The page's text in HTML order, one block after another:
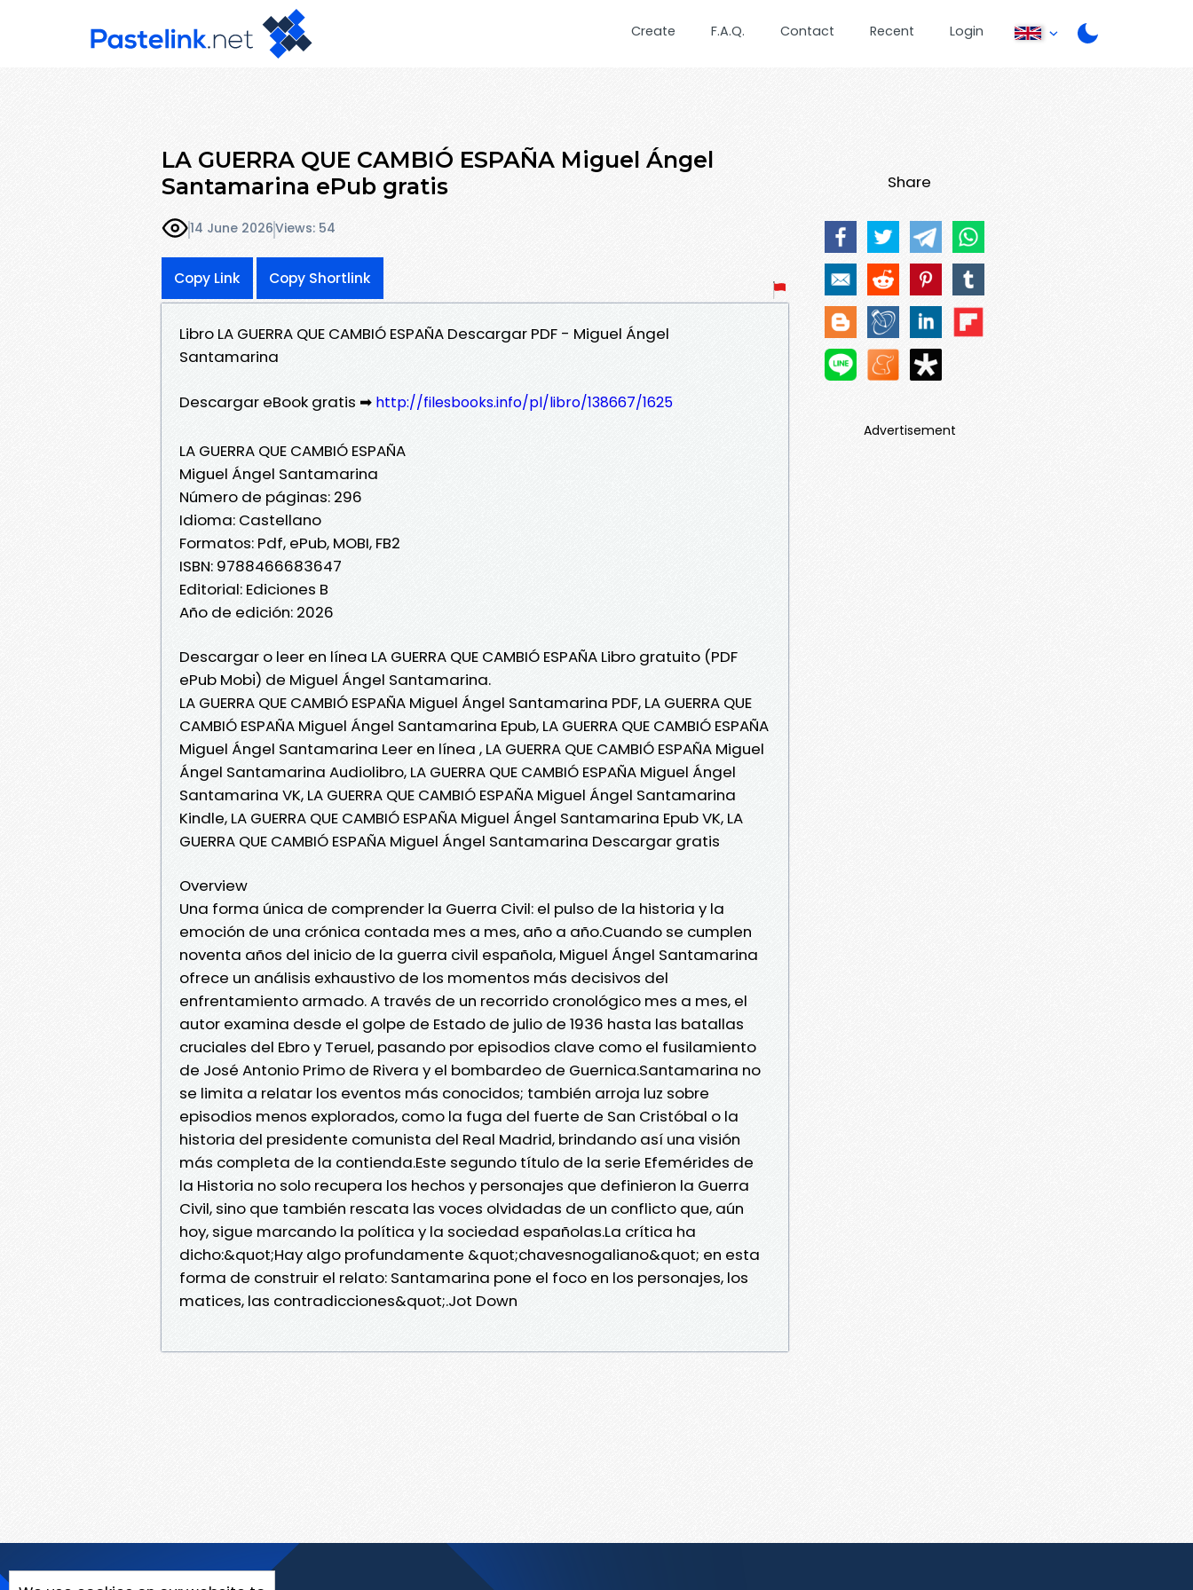
Create F.A.Q. Contact Recent Login
LA GUERRA QUE CAMBIÓ ESPAÑA Miguel Ángel
Santamarina ePub gratis
14 June 2026Views: 54
Copy Link Copy Shortlink
Libro LA GUERRA QUE CAMBIÓ ESPAÑA Descargar PDF - Miguel Ángel
Santamarina
Descargar eBook gratis ➡ http://filesbooks.info/pl/libro/138667/1625
LA GUERRA QUE CAMBIÓ ESPAÑA
Miguel Ángel Santamarina
Número de páginas: 296
Idioma: Castellano
Formatos: Pdf, ePub, MOBI, FB2
ISBN: 9788466683647
Editorial: Ediciones B
Año de edición: 2026
Descargar o leer en línea LA GUERRA QUE CAMBIÓ ESPAÑA Libro gratuito (PDF
ePub Mobi) de Miguel Ángel Santamarina.
LA GUERRA QUE CAMBIÓ ESPAÑA Miguel Ángel Santamarina PDF, LA GUERRA QUE
CAMBIÓ ESPAÑA Miguel Ángel Santamarina Epub, LA GUERRA QUE CAMBIÓ ESPAÑA
Miguel Ángel Santamarina Leer en línea , LA GUERRA QUE CAMBIÓ ESPAÑA Miguel
Ángel Santamarina Audiolibro, LA GUERRA QUE CAMBIÓ ESPAÑA Miguel Ángel
Santamarina VK, LA GUERRA QUE CAMBIÓ ESPAÑA Miguel Ángel Santamarina
Kindle, LA GUERRA QUE CAMBIÓ ESPAÑA Miguel Ángel Santamarina Epub VK, LA
GUERRA QUE CAMBIÓ ESPAÑA Miguel Ángel Santamarina Descargar gratis
Overview
Una forma única de comprender la Guerra Civil: el pulso de la historia y la
emoción de una crónica contada mes a mes, año a año.Cuando se cumplen
noventa años del inicio de la guerra civil española, Miguel Ángel Santamarina
ofrece un análisis exhaustivo de los momentos más decisivos del
enfrentamiento armado. A través de un recorrido cronológico mes a mes, el
autor examina desde el golpe de Estado de julio de 1936 hasta las batallas
cruciales del Ebro y Teruel, pasando por episodios clave como el fusilamiento
de José Antonio Primo de Rivera y el bombardeo de Guernica.Santamarina no
se limita a relatar los eventos más conocidos; también arroja luz sobre
episodios menos explorados, como la fuga del fuerte de San Cristóbal o la
historia del presidente comunista del Real Madrid, brindando así una visión
más completa de la contienda.Este segundo título de la serie Efemérides de
la Historia no solo recupera los hechos y personajes que definieron la Guerra
Civil, sino que también rescata las voces olvidadas de un conflicto que, aún
hoy, sigue marcando la política y la sociedad españolas.La crítica ha
dicho:&quot;Hay algo profundamente &quot;chavesnogaliano&quot; en esta
forma de construir el relato: Santamarina pone el foco en los personajes, los
matices, las contradicciones&quot;.Jot Down
Share
Advertisement